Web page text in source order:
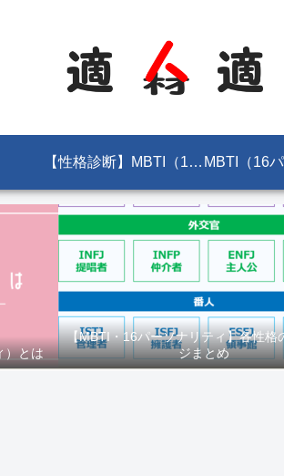
【性格診断】MBTI（16パーソナリティ）とは
）とは
【MBTI・16パーソナリティ】各性格
ジまとめ